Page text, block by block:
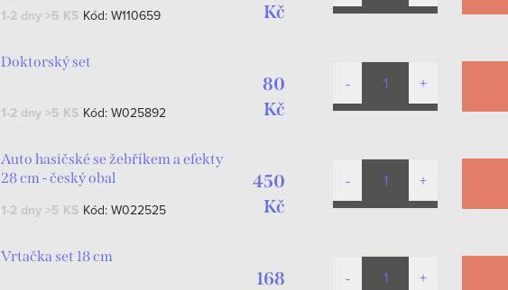
1-2 dny >5 KS Kód: W110659
Kč
Doktorský set
1-2 dny >5 KS Kód: W025892
80
Kč
Auto hasičské se žebříkem a efekty
28 cm - český obal
1-2 dny >5 KS Kód: W022525
450
Kč
Vrtačka set 18 cm
168